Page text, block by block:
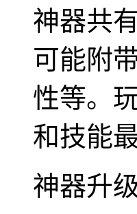
神器共
可能附
性等。
和技能
神器升级